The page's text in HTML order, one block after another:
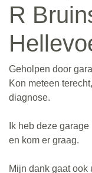
R
Geholpen door
Kon meteen
diagnose.
Ik heb deze
en kom er graag.
Mijn dank gaat ook